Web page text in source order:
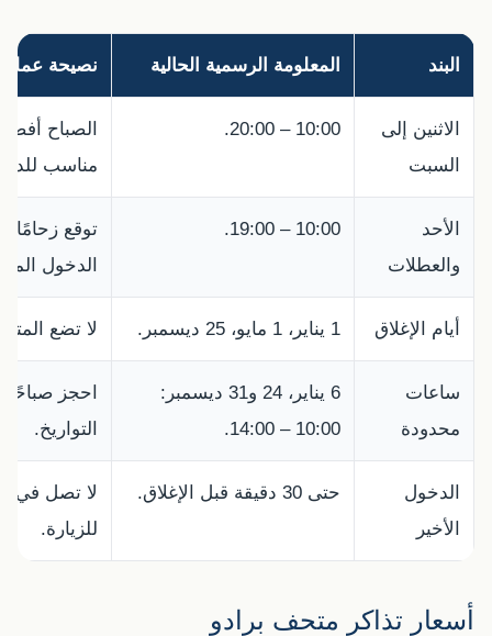
البند المعلومة الرسمية الحالية نصيحة عملية
الاثنين إلى
السبت
10:00 – 20:00.
الصباح
مناسب
الأحد
والعطلات
10:00 – 19:00.
توقع زحامًا
الدخول
أيام الإغلاق 1 يناير، 1 مايو، 25 ديسمبر. لا تضع
ساعات
محدودة
6 يناير، 24 و31 ديسمبر:
10:00 – 14:00.
احجز صباحًا
التواريخ.
الدخول
الأخير
حتى 30 دقيقة قبل الإغلاق.
لا تصل في
للزيارة.
أسعار تذاكر متحف برادو